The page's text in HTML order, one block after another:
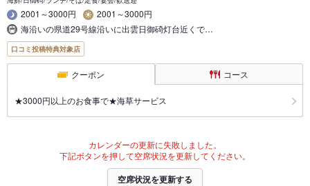
2001～3000円
2001～3000円
海沿いの県道29号線沿いに出雲日御碕灯台近くで…
口コミ投稿特典対象店
クーポン コース
★3000円以上のお食事で★海草サービス
カレンダーの更新に失敗しました。
下記ボタンを押して空席状況を更新してください。
空席状況を更新する